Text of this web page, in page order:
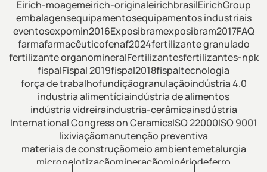
Eirich-moagemeirich-originaleirichbrasilEirichGroup
embalagensequipamentosequipamentos industriais
eventosexpomin2016Exposibramexposibram2017FAQ
farmafarmacêuticofenaf2024fertilizante granulado
fertilizante organomineralFertilizantesfertilizantes-npk
fispalFispal 2019fispal2018fispaltecnologia
força de trabalhofundiçãogranulaçãoindústria 4.0
industria alimentíciaindústria de alimentos
indústria vidreiraindustria-cerâmicainsdústria
International Congress on CeramicsISO 22000ISO 9001
lixiviaçãomanutenção preventiva
materiais de construçãomeio ambientemetalurgia
micropelotizaçãomineraçãominériodeferro